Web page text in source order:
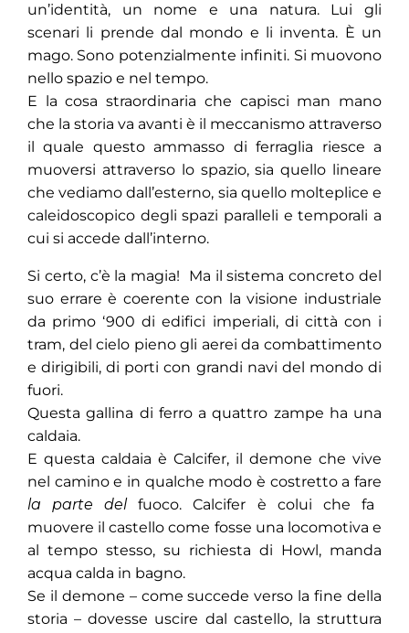
un’identità, un nome e una natura. Lui gli
scenari li prende dal mondo e li inventa. È un
mago. Sono potenzialmente infiniti. Si muovono
nello spazio e nel tempo.
E la cosa straordinaria che capisci man mano
che la storia va avanti è il meccanismo attraverso
il quale questo ammasso di ferraglia riesce a
muoversi attraverso lo spazio, sia quello lineare
che vediamo dall’esterno, sia quello molteplice e
caleidoscopico degli spazi paralleli e temporali a
cui si accede dall’interno.
Si certo, c’è la magia! Ma il sistema concreto del
suo errare è coerente con la visione industriale
da primo ‘900 di edifici imperiali, di città con i
tram, del cielo pieno gli aerei da combattimento
e dirigibili, di porti con grandi navi del mondo di
fuori.
Questa gallina di ferro a quattro zampe ha una
caldaia.
E questa caldaia è Calcifer, il demone che vive
nel camino e in qualche modo è costretto a fare
la parte delfuoco. Calcifer è colui che fa
muovere il castello come fosse una locomotiva e
al tempo stesso, su richiesta di Howl, manda
acqua calda in bagno.
Se il demone – come succede verso la fine della
storia – dovesse uscire dal castello, la struttura